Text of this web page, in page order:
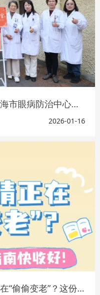
海派中医守护眼健康——上海市眼病防治中心眼科中医工作室成立
2026-01-16
上海健康频道：你的眼睛正在“偷偷变老”？这份保命指南快收好！